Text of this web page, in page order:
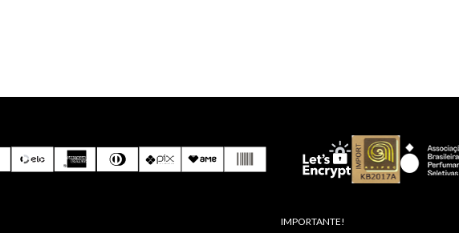
IMPORTANTE!